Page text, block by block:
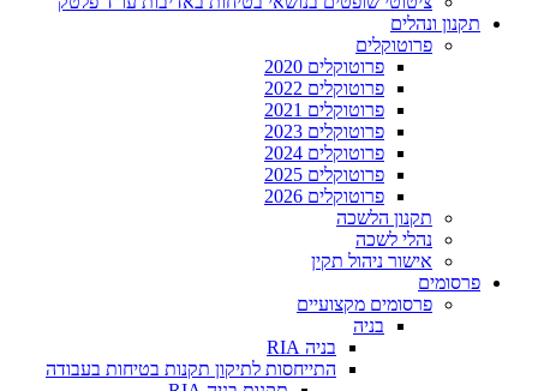
תקנון ונהלים
פרוטוקלים
פרוטוקלים 2020
פרוטוקלים 2022
פרוטוקלים 2021
פרוטוקלים 2023
פרוטוקלים 2024
פרוטוקלים 2025
פרוטוקלים 2026
תקנון הלשכה
נהלי לשכה
אישור ניהול תקין
פרסומים
פרסומים מקצועיים
בניה
בניה RIA
התייחסות לתיקון תקנות בטיחות בעבודה